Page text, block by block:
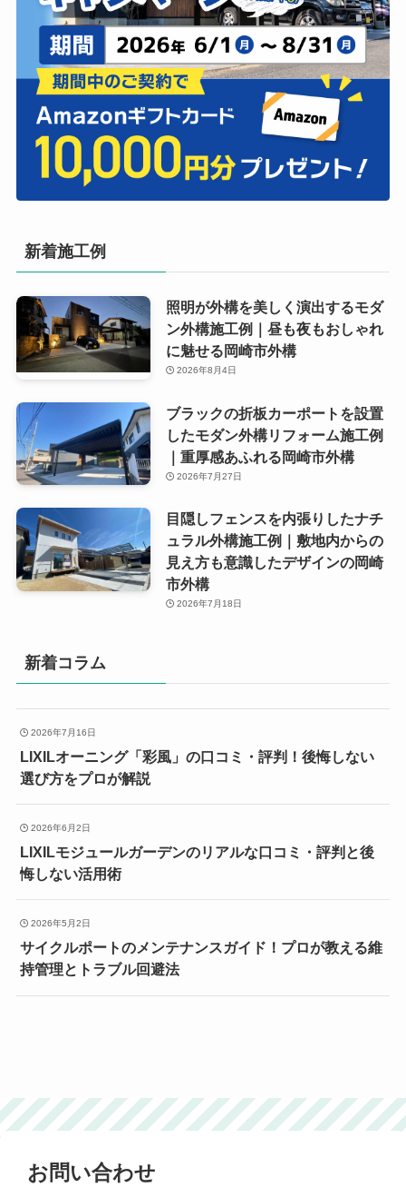
新着施工例
照明が外構を美しく演出するモダ
ン外構施工例｜昼も夜もおしゃれ
に魅せる岡崎市外構
2026年8月4日
ブラックの折板カーポートを設置
したモダン外構リフォーム施工例
｜重厚感あふれる岡崎市外構
2026年7月27日
目隠しフェンスを内張りしたナチ
ュラル外構施工例｜敷地内からの
見え方も意識したデザインの岡崎
市外構
2026年7月18日
新着コラム
2026年7月16日
LIXILオーニング「彩風」の口コミ・評判！後悔しない
選び方をプロが解説
2026年6月2日
LIXILモジュールガーデンのリアルな口コミ・評判と後
悔しない活用術
2026年5月2日
サイクルポートのメンテナンスガイド！プロが教える維
持管理とトラブル回避法
お問い合わせ